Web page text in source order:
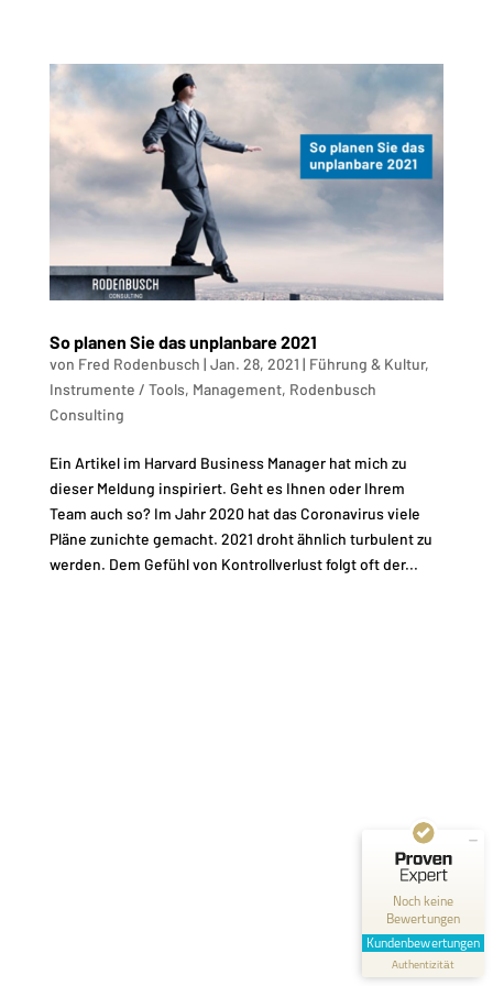
So planen Sie das unplanbare 2021
von Fred Rodenbusch | Jan. 28, 2021 | Führung & Kultur,
Instrumente / Tools, Management, Rodenbusch
Consulting
Ein Artikel im Harvard Business Manager hat mich zu
dieser Meldung inspiriert. Geht es Ihnen oder Ihrem
Team auch so? Im Jahr 2020 hat das Coronavirus viele
Pläne zunichte gemacht. 2021 droht ähnlich turbulent zu
werden. Dem Gefühl von Kontrollverlust folgt oft der...
Noch keine
Bewertungen
Kundenbewertungen
Authentizität
Erfahren Sie mehr über dieses Bewertungssiegel
1.1.1970